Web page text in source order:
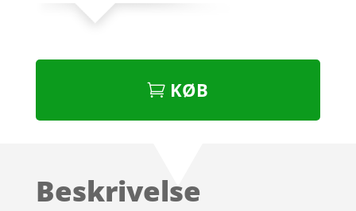
KØB
Beskrivelse